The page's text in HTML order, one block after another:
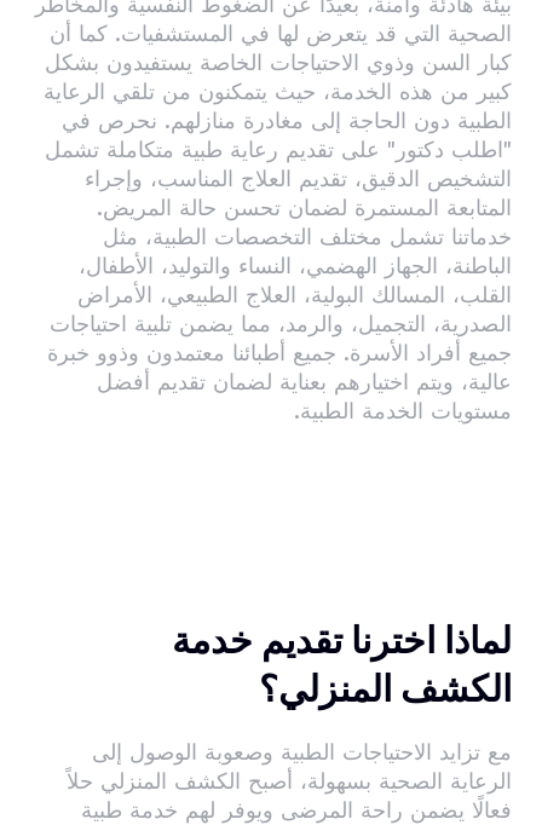
الصحية التي قد يتعرض لها في المستشفيات. كما أن
كبار السن وذوي الاحتياجات الخاصة يستفيدون بشكل
كبير من هذه الخدمة، حيث يتمكنون من تلقي الرعاية
الطبية دون الحاجة إلى مغادرة منازلهم. نحرص في
"اطلب دكتور" على تقديم رعاية طبية متكاملة تشمل
التشخيص الدقيق، تقديم العلاج المناسب، وإجراء
المتابعة المستمرة لضمان تحسن حالة المريض.
خدماتنا تشمل مختلف التخصصات الطبية، مثل
الباطنة، الجهاز الهضمي، النساء والتوليد، الأطفال،
القلب، المسالك البولية، العلاج الطبيعي، الأمراض
الصدرية، التجميل، والرمد، مما يضمن تلبية احتياجات
جميع أفراد الأسرة. جميع أطبائنا معتمدون وذوو خبرة
عالية، ويتم اختيارهم بعناية لضمان تقديم أفضل
مستويات الخدمة الطبية.
لماذا اخترنا تقديم خدمة
الكشف المنزلي؟
مع تزايد الاحتياجات الطبية وصعوبة الوصول إلى
الرعاية الصحية بسهولة، أصبح الكشف المنزلي حلاً
فعالًا يضمن راحة المرضى ويوفر لهم خدمة طبية